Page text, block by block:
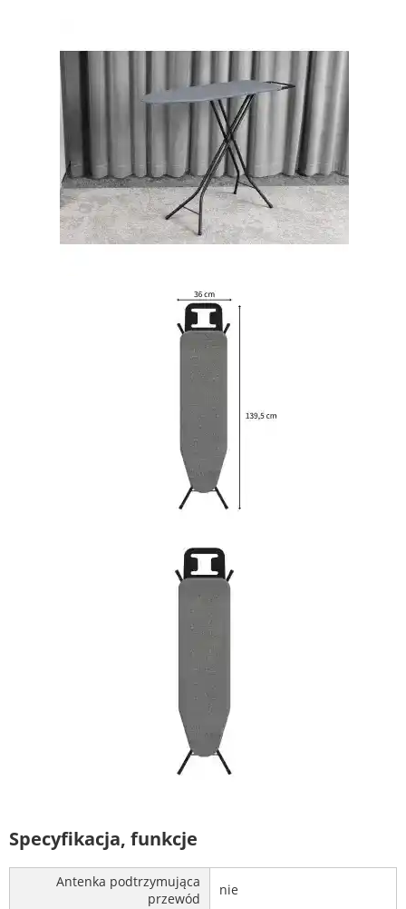
Specyfikacja, funkcje
Antenka podtrzymująca
przewód
nie